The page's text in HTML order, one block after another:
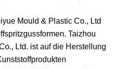
Mould & Plastic Co., Ltd
Taizhou
Ltd. ist auf die Herstellung